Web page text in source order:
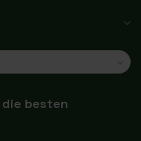
die besten